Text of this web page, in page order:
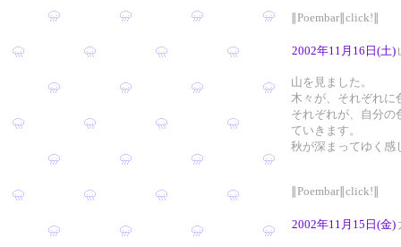
∥Poembar∥click!∥
2002年11月16日(土)
山を見ました。
木々が、それぞれに
それぞれが、自分の
ていきます。
秋が深まってゆく感
∥Poembar∥click!∥
2002年11月15日(金)